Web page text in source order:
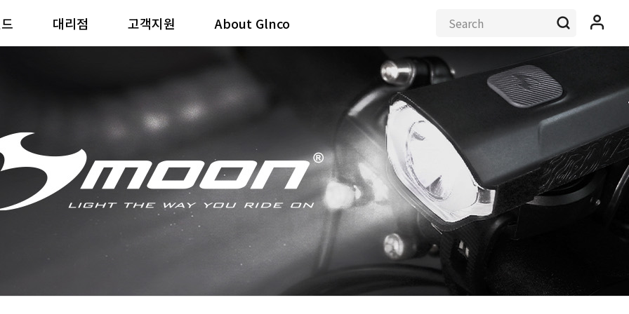
대리점 고객지원 About Glnco